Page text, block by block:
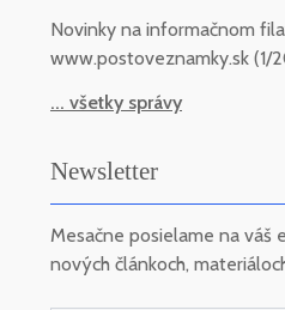
Novinky na informačnom
www.postoveznamky.sk (1/
... všetky správy
Newsletter
Mesačne posielame na váš
nových článkoch,